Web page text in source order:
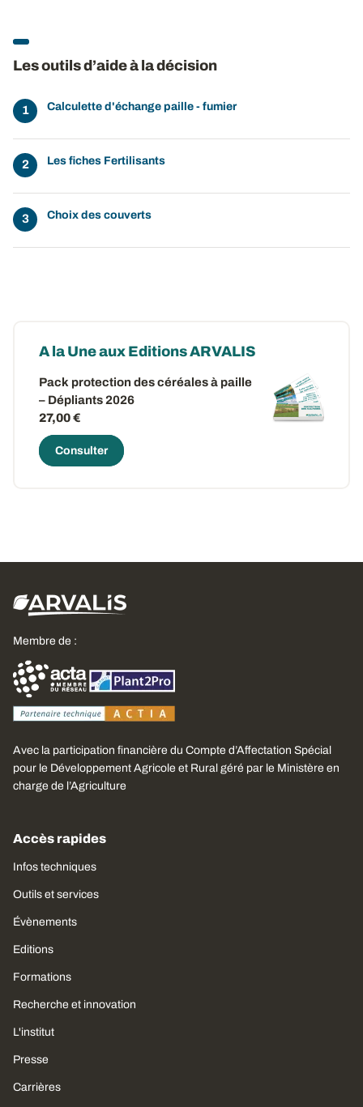
Les outils d’aide à la décision
Calculette d'échange paille - fumier
Les fiches Fertilisants
Choix des couverts
A la Une aux Editions ARVALIS
Pack protection des céréales à paille
– Dépliants 2026
27,00 €
Consulter
Membre de :
Avec la participation financière du Compte d’Affectation Spécial
pour le Développement Agricole et Rural géré par le Ministère en
charge de l’Agriculture
Accès rapides
Infos techniques
Outils et services
Évènements
Editions
Formations
Recherche et innovation
L'institut
Presse
Carrières